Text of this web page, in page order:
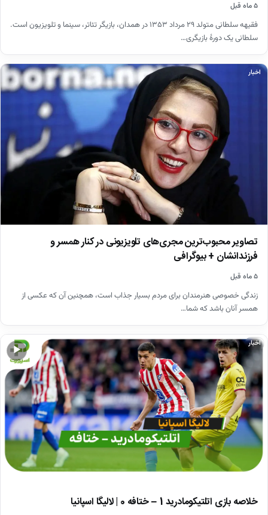
۵ ماه قبل
فقیهه سلطانی متولد ۲۹ مرداد ۱۳۵۳ در همدان، بازیگر تئاتر، سینما و تلویزیون است.
سلطانی یک دورهٔ بازیگری…
اخبار
تصاویر محبوب‌ترین مجری‌های تلویزیونی در کنار همسر و
فرزندانشان + بیوگرافی
۵ ماه قبل
زندگی خصوصی هنرمندان برای مردم بسیار جذاب است، همچنین آن که عکسی از
همسر آنان باشد که شما…
▶
اخبار
خلاصه بازی اتلتیکومادرید 1 – ختافه 0 | لالیگا اسپانیا